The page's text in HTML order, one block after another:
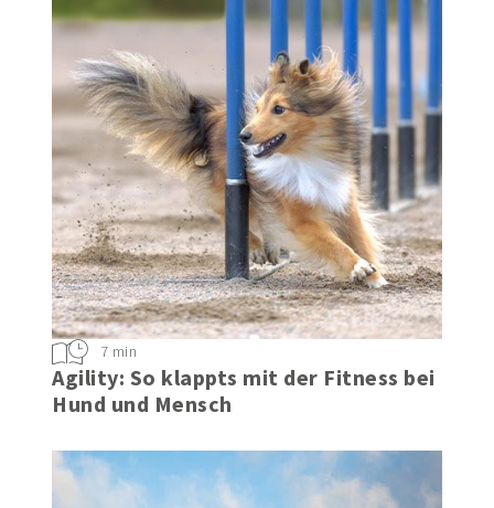
Agility: So klappts mit der Fitness bei
Hund und Mensch
7 min